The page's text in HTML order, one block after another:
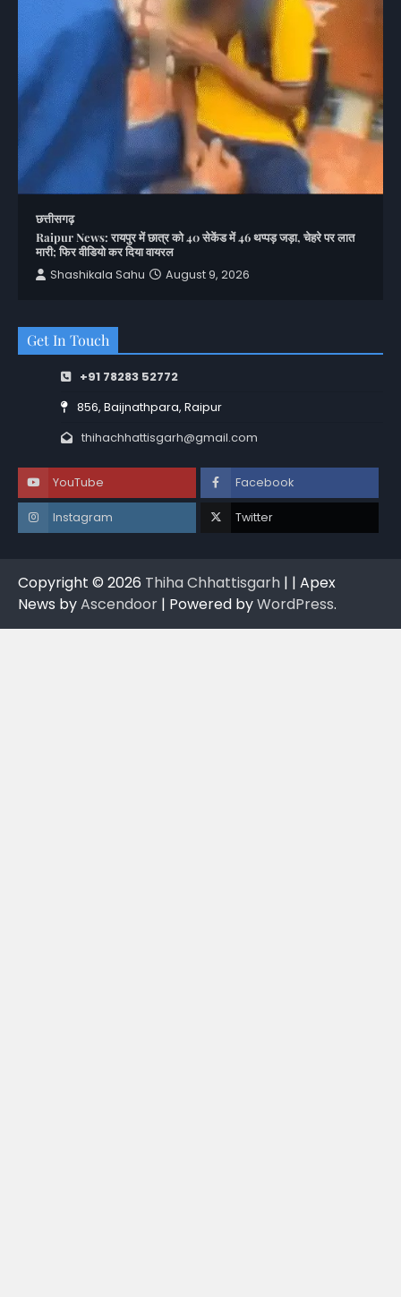
छत्तीसगढ़
Raipur News: रायपुर में छात्र को 40 सेकेंड में 46 थप्पड़ जड़ा, चेहरे पर लात
मारी; फिर वीडियो कर दिया वायरल
Shashikala Sahu
August 9, 2026
Get In Touch
+91 78283 52772
856, Baijnathpara, Raipur
thihachhattisgarh@gmail.com
YouTube Facebook
Instagram Twitter
Copyright © 2026 Thiha Chhattisgarh | | Apex
News byAscendoor | Powered byWordPress.